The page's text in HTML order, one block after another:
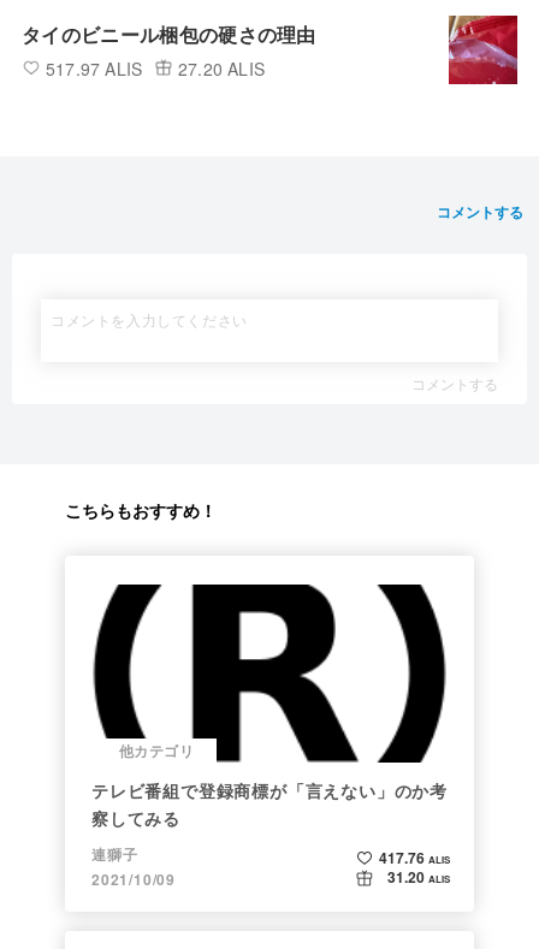
タイのビニール梱包の硬さの理由
517.97 ALIS 27.20 ALIS
コメントする
コメントする
こちらもおすすめ！
他カテゴリ
テレビ番組で登録商標が「言えない」のか考
察してみる
連獅子
2021/10/09
417.76 ALIS
31.20 ALIS